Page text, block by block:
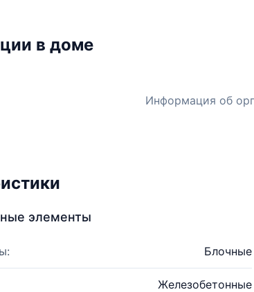
в доме
Информация об
элементы
Блочные
Железобетонные